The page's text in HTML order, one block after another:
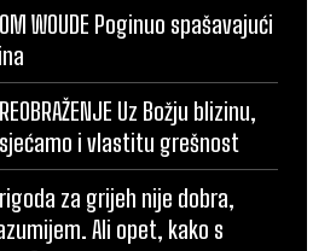
WOUDE Poginuo spašavajući
Uz Božju blizinu,
i vlastitu grešnost
za grijeh nije dobra,
Ali opet, kako s